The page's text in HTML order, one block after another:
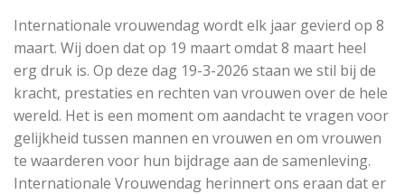
Internationale vrouwendag wordt elk jaar gevierd op 8
maart. Wij doen dat op 19 maart omdat 8 maart heel
erg druk is. Op deze dag 19-3-2026 staan we stil bij de
kracht, prestaties en rechten van vrouwen over de hele
wereld. Het is een moment om aandacht te vragen voor
gelijkheid tussen mannen en vrouwen en om vrouwen
te waarderen voor hun bijdrage aan de samenleving.
Internationale Vrouwendag herinnert ons eraan dat er